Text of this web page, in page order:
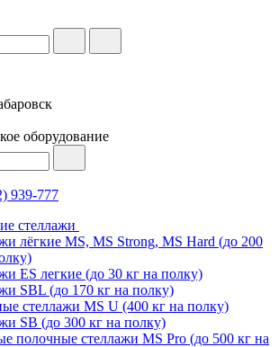
оборудование
939-777
стеллажи
лёгкие MS, MS Strong, MS Hard (до 200
ES легкие (до 30 кг на полку)
SBL (до 170 кг на полку)
стеллажи MS U (400 кг на полку)
SB (до 300 кг на полку)
полочные стеллажи MS Pro (до 500 кг на